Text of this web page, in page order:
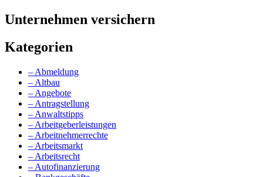
Unternehmen versichern
Kategorien
– Abmeldung
– Altbau
– Angebote
– Antragstellung
– Anwaltstipps
– Arbeitgeberleistungen
– Arbeitnehmerrechte
– Arbeitsmarkt
– Arbeitsrecht
– Autofinanzierung